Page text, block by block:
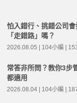
怕入錯行、挑錯公司
「走錯路」嗎？
2026.08.05 | 104小編 |
常答非所問？教你3步
都適用
2026.08.04 | 104小編 |